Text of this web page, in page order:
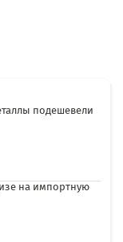
подешевели
на импортную